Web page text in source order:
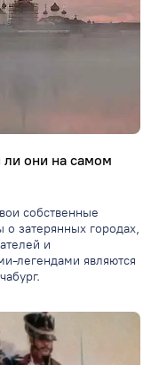
ли они на самом
собственные
затерянных городах,
и
легендами являются